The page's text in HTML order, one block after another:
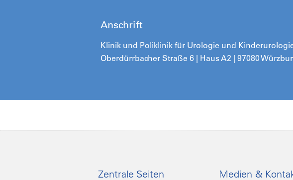
Anschrift
Klinik und Poliklinik für Urologie und
Oberdürrbacher Straße 6 | Haus A2 | 97080
Zentrale Seiten Medien &